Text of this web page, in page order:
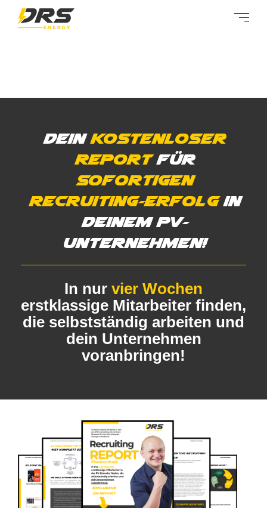
Deinkostenloser
Reportfür
sofortigen
Recruiting-Erfolgin
deinem PV-
Unternehmen!
In nur vier Wochen
erstklassige Mitarbeiter finden,
die selbstständig arbeiten und
dein Unternehmen
voranbringen!